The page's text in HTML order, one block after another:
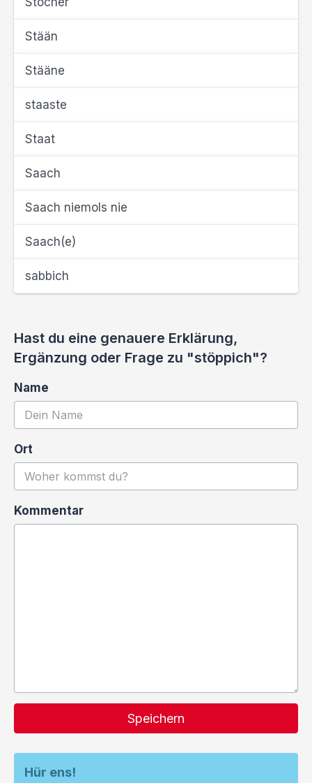
Stään
Stääne
staaste
Staat
Saach
Saach niemols nie
Saach(e)
sabbich
Hast du eine genauere Erklärung,
Ergänzung oder Frage zu "stöppich"?
Name
Ort
Kommentar
Speichern
Hür ens!